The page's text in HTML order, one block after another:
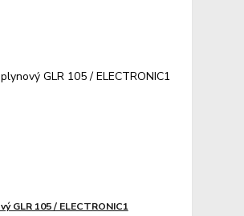
GLR 105 / ELECTRONIC1